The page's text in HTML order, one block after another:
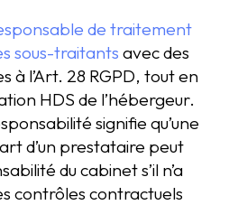
de traitement
sous-traitants avec des
à l’Art. 28 RGPD, tout en
HDS de l’hébergeur.
signifie qu’une
d’un prestataire peut
du cabinet s’il n’a
contrôles contractuels